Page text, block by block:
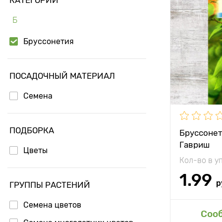
Б
Бруссонетия
ПОСАДОЧНЫЙ МАТЕРИАЛ
Семена
ПОДБОРКА
Цветы
ГРУППЫ РАСТЕНИЙ
Семена цветов
Гавриш
Кол-во в
1.99
Особенности
Высота
Растояние
растениями